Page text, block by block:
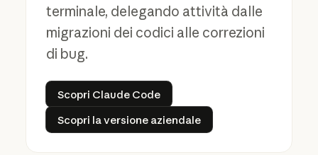
terminale, delegando attività dalle
migrazioni dei codici alle correzioni
di bug.
Scopri Claude Code
Scopri Claude Code
Scopri la versione aziendale
Scopri la versione aziendale